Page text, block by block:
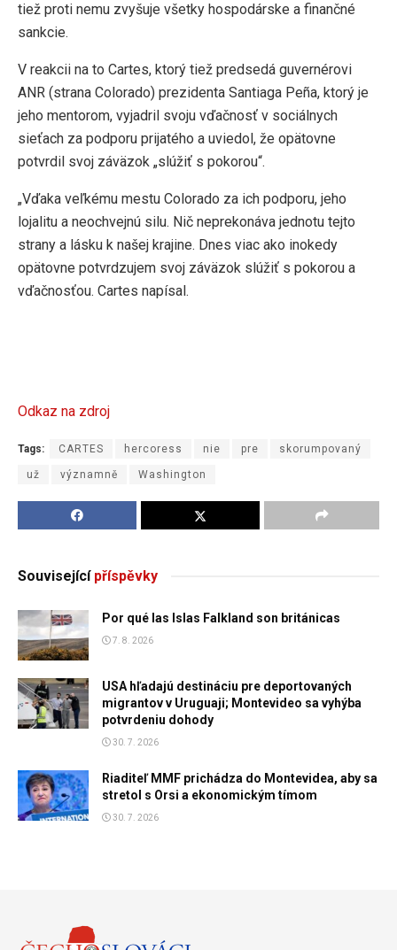
tiež proti nemu zvyšuje všetky hospodárske a finančné
sankcie.
V reakcii na to Cartes, ktorý tiež predsedá guvernérovi
ANR (strana Colorado) prezidenta Santiaga Peña, ktorý je
jeho mentorom, vyjadril svoju vďačnosť v sociálnych
sieťach za podporu prijatého a uviedol, že opätovne
potvrdil svoj záväzok „slúžiť s pokorou“.
„Vďaka veľkému mestu Colorado za ich podporu, jeho
lojalitu a neochvejnú silu. Nič neprekonáva jednotu tejto
strany a lásku k našej krajine. Dnes viac ako inokedy
opätovne potvrdzujem svoj záväzok slúžiť s pokorou a
vďačnosťou. Cartes napísal.
Odkaz na zdroj
Tags: CARTES hercoress nie pre skorumpovaný
už významně Washington
Souvisejícípříspěvky
Por qué las Islas Falkland son británicas
7. 8. 2026
USA hľadajú destináciu pre deportovaných
migrantov v Uruguaji; Montevideo sa vyhýba
potvrdeniu dohody
30. 7. 2026
Riaditeľ MMF prichádza do Montevidea, aby sa
stretol s Orsi a ekonomickým tímom
30. 7. 2026